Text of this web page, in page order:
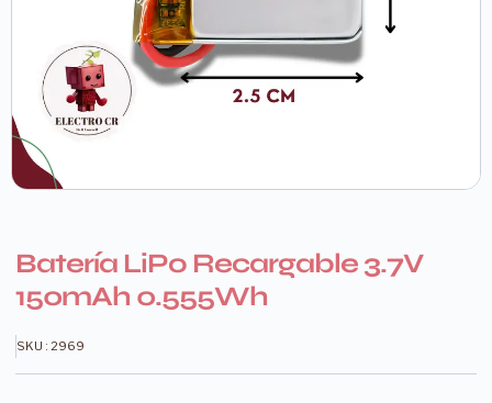
Batería LiPo Recargable 3.7V
150mAh 0.555Wh
SKU : 2969